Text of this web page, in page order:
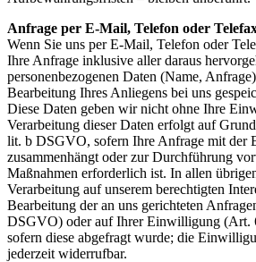
Anfrage per E-Mail, Telefon oder
Wenn Sie uns per E-Mail, Telefon oder
Ihre Anfrage inklusive aller daraus
personenbezogenen Daten (Name,
Bearbeitung Ihres Anliegens bei uns
Diese Daten geben wir nicht ohne Ihre
Verarbeitung dieser Daten erfolgt auf
lit. b DSGVO, sofern Ihre Anfrage mit der
zusammenhängt oder zur Durchführung
Maßnahmen erforderlich ist. In allen
Verarbeitung auf unserem berechtigten
Bearbeitung der an uns gerichteten
DSGVO) oder auf Ihrer Einwilligung (Art.
sofern diese abgefragt wurde; die
jederzeit widerrufbar.